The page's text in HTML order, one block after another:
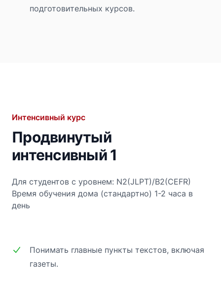
подготовительных курсов.
Интенсивный курс
Продвинутый
интенсивный 1
Для студентов с уровнем: N2(JLPT)/B2(CEFR)
Время обучения дома (стандартно) 1-2 часа в
день
Понимать главные пункты текстов, включая
газеты.